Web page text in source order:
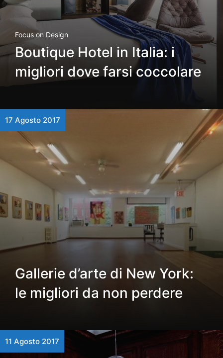
Focus on Design
Boutique Hotel in Italia: i
migliori dove farsi coccolare
17 Agosto 2017
Gallerie d’arte di New York:
le migliori da non perdere
11 Agosto 2017